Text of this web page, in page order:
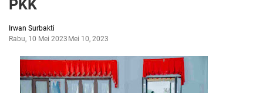
PKK
Irwan Surbakti
Rabu, 10 Mei 2023 Mei 10, 2023